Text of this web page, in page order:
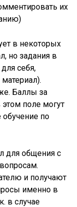
их
в некоторых
но задания в
себя,
Баллы за
этом поле могут
по
для общения с
и получают
именно в
в случае